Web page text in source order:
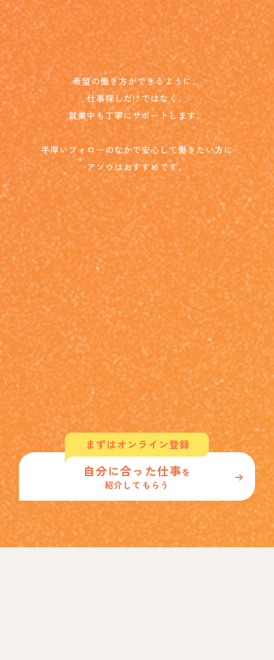
希望の働き方ができるように、
仕事探しだけではなく、
就業中も丁寧にサポートします。
手厚いフォローのなかで安心して働きたい方に
アソウはおすすめです。
自分に合った仕事を
紹介してもらう